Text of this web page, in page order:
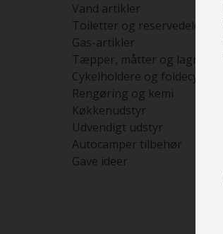
Vand artikler
Toiletter og reservedele
Gas-artikler
Tæpper, måtter og lagner
Cykelholdere og foldecykler
Rengøring og kemi
Køkkenudstyr
Udvendigt udstyr
Autocamper tilbehør
Gave ideer